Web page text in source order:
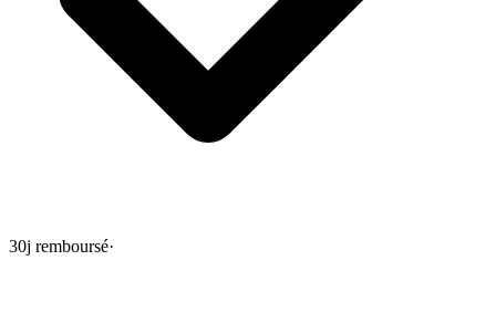
30j remboursé·